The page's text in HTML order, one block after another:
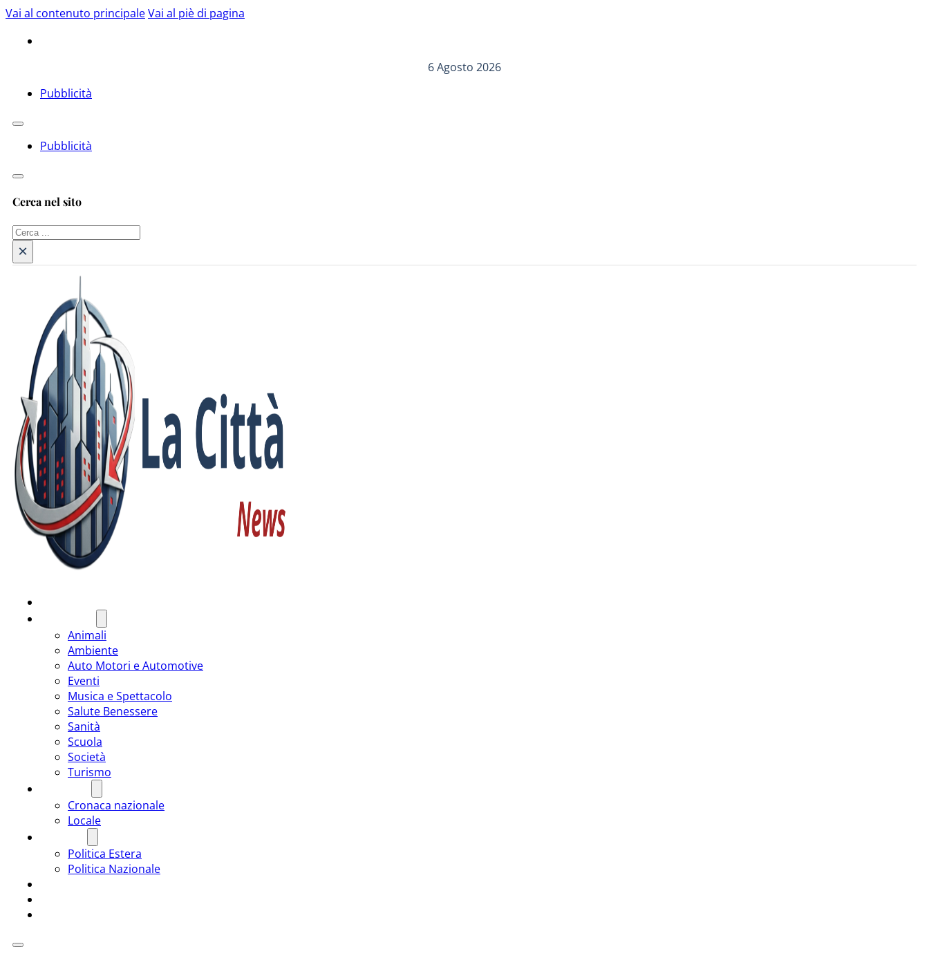
Vai al contenuto principaleVai al piè di pagina
6 Agosto 2026
Pubblicità
Pubblicità
Cerca nel sito
Cerca
×
Animali
Ambiente
Auto Motori e Automotive
Eventi
Musica e Spettacolo
Salute Benessere
Sanità
Scuola
Società
Turismo
Cronaca nazionale
Locale
Politica Estera
Politica Nazionale